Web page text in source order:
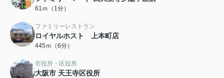
61ｍ（1分）
ファミリーレストラン
ロイヤルホスト 上本町店
445ｍ（6分）
市役所・区役所
大阪市 天王寺区役所